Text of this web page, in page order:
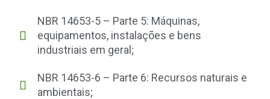
NBR 14653-5 – Parte 5: Máquinas,
equipamentos, instalações e bens
industriais em geral;
NBR 14653-6 – Parte 6: Recursos naturais e
ambientais;